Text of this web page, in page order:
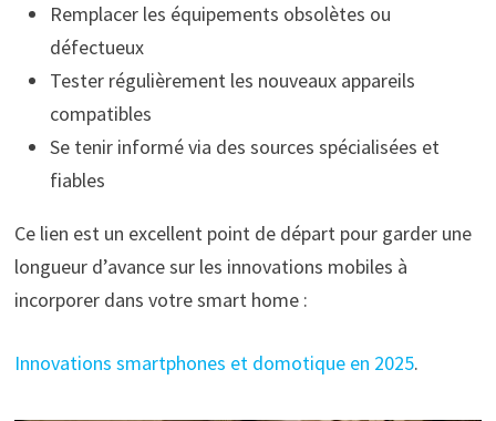
Remplacer les équipements obsolètes ou
défectueux
Tester régulièrement les nouveaux appareils
compatibles
Se tenir informé via des sources spécialisées et
fiables
Ce lien est un excellent point de départ pour garder une
longueur d’avance sur les innovations mobiles à
incorporer dans votre smart home :
Innovations smartphones et domotique en 2025.